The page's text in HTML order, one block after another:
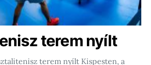
terem nyílt
terem nyílt Kispesten, a